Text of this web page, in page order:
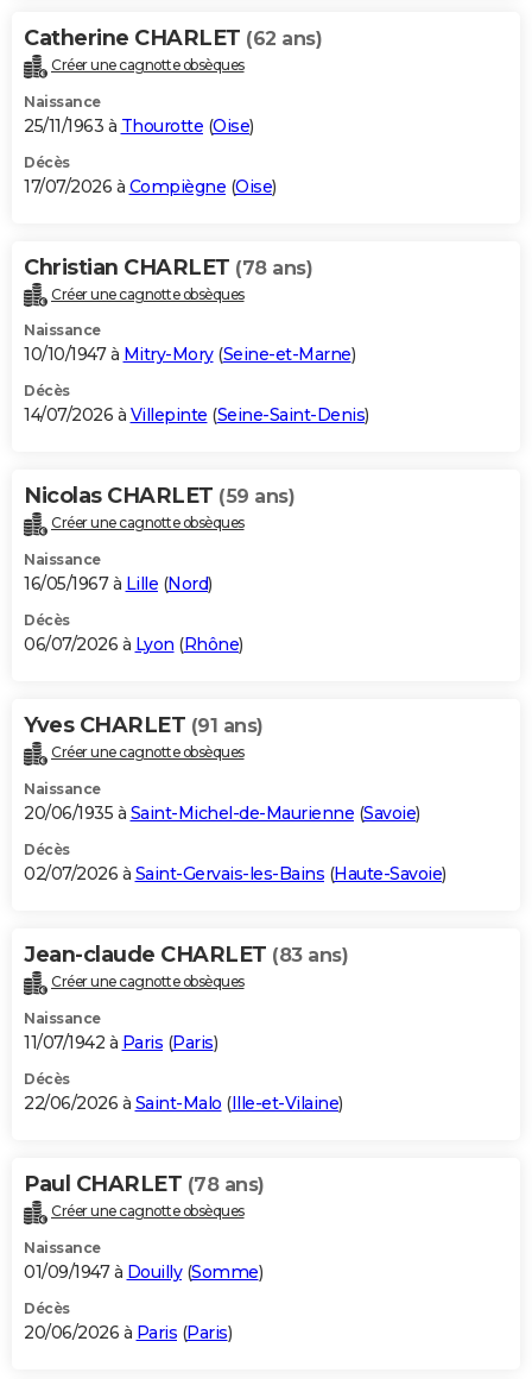
Catherine CHARLET (62 ans)
Créer une cagnotte obsèques
Naissance
25/11/1963 à Thourotte (Oise)
Décès
17/07/2026 à Compiègne (Oise)
Christian CHARLET (78 ans)
Créer une cagnotte obsèques
Naissance
10/10/1947 à Mitry-Mory(Seine-et-Marne)
Décès
14/07/2026 à Villepinte (Seine-Saint-Denis)
Nicolas CHARLET (59 ans)
Créer une cagnotte obsèques
Naissance
16/05/1967 à Lille (Nord)
Décès
06/07/2026 à Lyon (Rhône)
Yves CHARLET (91 ans)
Créer une cagnotte obsèques
Naissance
20/06/1935 à Saint-Michel-de-Maurienne (Savoie)
Décès
02/07/2026 à Saint-Gervais-les-Bains (Haute-Savoie)
Jean-claude CHARLET (83 ans)
Créer une cagnotte obsèques
Naissance
11/07/1942 à Paris (Paris)
Décès
22/06/2026 à Saint-Malo (Ille-et-Vilaine)
Paul CHARLET (78 ans)
Créer une cagnotte obsèques
Naissance
01/09/1947 à Douilly(Somme)
Décès
20/06/2026 à Paris (Paris)